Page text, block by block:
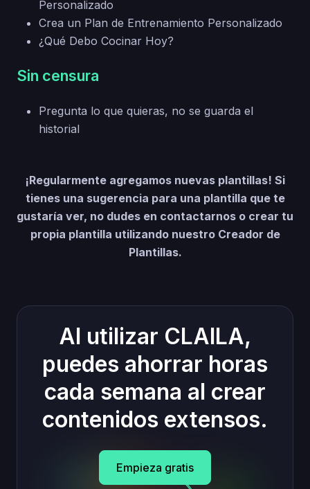
Personalizado
Crea un Plan de Entrenamiento Personalizado
¿Qué Debo Cocinar Hoy?
Sin censura
Pregunta lo que quieras, no se guarda el
historial
¡Regularmente agregamos nuevas plantillas! Si
tienes una sugerencia para una plantilla que te
gustaría ver, no dudes en contactarnos o crear tu
propia plantilla utilizando nuestro Creador de
Plantillas.
Al utilizar CLAILA,
puedes ahorrar horas
cada semana al crear
contenidos extensos.
Empieza gratis